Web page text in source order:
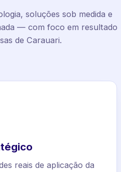
soluções sob medida e
— com foco em resultado
de Carauari.
reais de aplicação da